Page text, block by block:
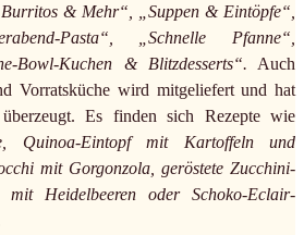
Burritos & Mehr“, „Suppen & Eintöpfe“,
Pasta“, „Schnelle Pfanne“,
Bowl-Kuchen & Blitzdesserts“. Auch
Vorratsküche wird mitgeliefert und hat
Es finden sich Rezepte wie
Quinoa-Eintopf mit Kartoffeln und
mit Gorgonzola, geröstete Zucchini-
mit Heidelbeeren oder Schoko-Eclair-